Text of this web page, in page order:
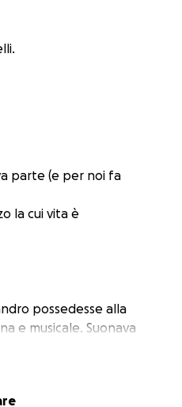
parte (e per noi fa
la cui vita è
possedesse alla
e musicale. Suonava
In un attimo, ha